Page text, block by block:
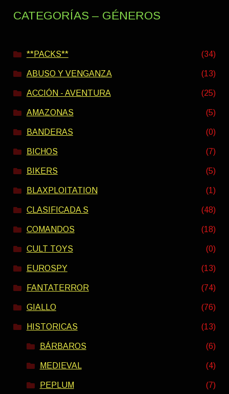
CATEGORÍAS – GÉNEROS
**PACKS** (34)
ABUSO Y VENGANZA (13)
ACCIÓN - AVENTURA (25)
AMAZONAS (5)
BANDERAS (0)
BICHOS (7)
BIKERS (5)
BLAXPLOITATION (1)
CLASIFICADA S (48)
COMANDOS (18)
CULT TOYS (0)
EUROSPY (13)
FANTATERROR (74)
GIALLO (76)
HISTORICAS (13)
BÁRBAROS (6)
MEDIEVAL (4)
PEPLUM (7)